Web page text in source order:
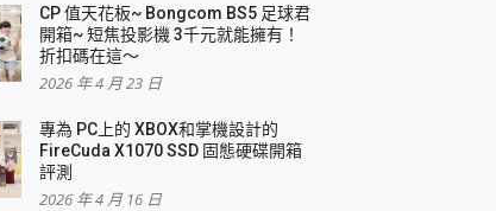
抽 PS5！
電效能
螢幕 開箱 評測
CP 值天花板~ Bongcom BS5 足球君
開箱~ 短焦投影機 3千元就能擁有！
折扣碼在這～
2026 年 4 月 23 日
專為 PC上的 XBOX和掌機設計的
FireCuda X1070 SSD 固態硬碟開箱
評測
2026 年 4 月 16 日